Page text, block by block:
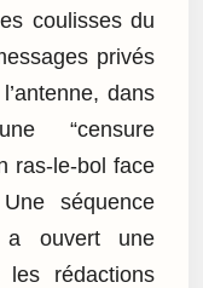
coulisses du
privés
dans
“censure
ras-le-bol face
séquence
a ouvert une
rédactions